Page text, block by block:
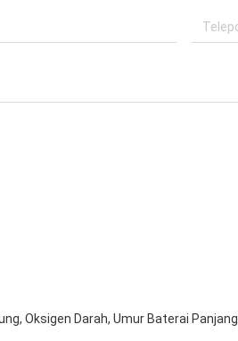
Oksigen Darah, Umur Baterai Panjang